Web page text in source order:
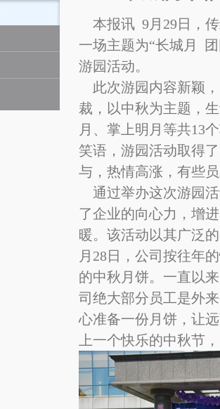
本报讯 9 月 29 日，
一场主题为“长城月
游园活动。
此次游园内容新颖
裁，以中秋为主题，
月、掌上明月等共13
笑语，游园活动取得
与，热情高涨，有些
通过举办这次游园
了企业的向心力，增
暖。该活动以其广泛
月 28日，公司按往年
的中秋月饼。一直以
司绝大部分员工是外
心准备一份月饼，让
上一个快乐的中秋节